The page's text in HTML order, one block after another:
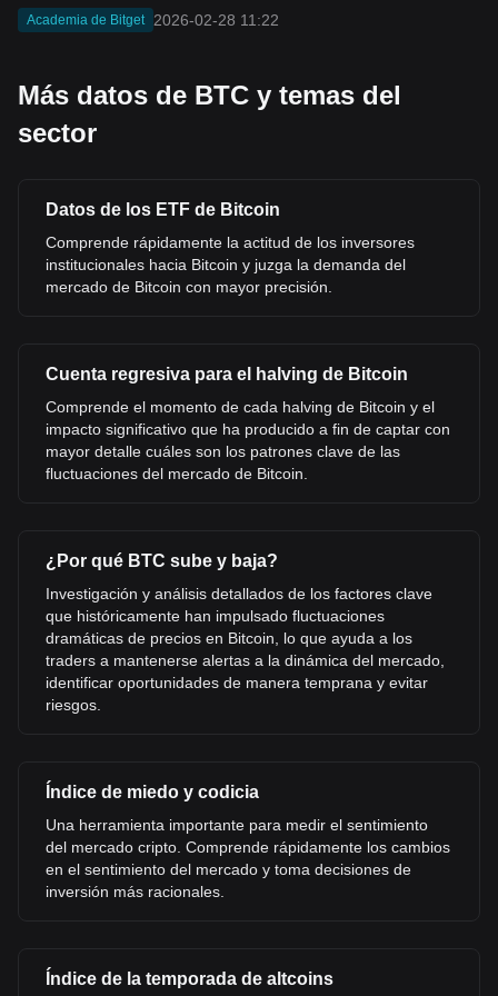
Academia de Bitget 2026-02-28 11:22
Más datos de BTC y temas del
sector
Datos de los ETF de Bitcoin
Comprende rápidamente la actitud de los inversores
institucionales hacia Bitcoin y juzga la demanda del
mercado de Bitcoin con mayor precisión.
Cuenta regresiva para el halving de Bitcoin
Comprende el momento de cada halving de Bitcoin y el
impacto significativo que ha producido a fin de captar con
mayor detalle cuáles son los patrones clave de las
fluctuaciones del mercado de Bitcoin.
¿Por qué BTC sube y baja?
Investigación y análisis detallados de los factores clave
que históricamente han impulsado fluctuaciones
dramáticas de precios en Bitcoin, lo que ayuda a los
traders a mantenerse alertas a la dinámica del mercado,
identificar oportunidades de manera temprana y evitar
riesgos.
Índice de miedo y codicia
Una herramienta importante para medir el sentimiento
del mercado cripto. Comprende rápidamente los cambios
en el sentimiento del mercado y toma decisiones de
inversión más racionales.
Índice de la temporada de altcoins